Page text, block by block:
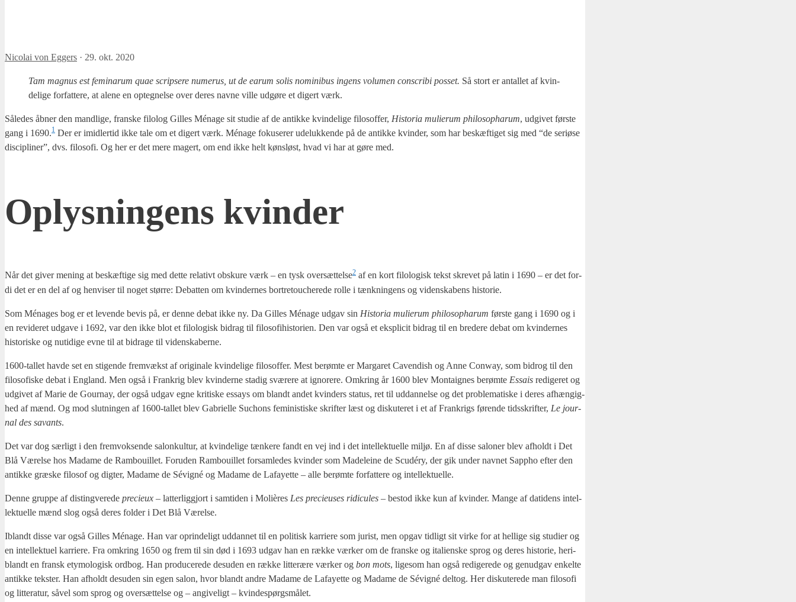
Nicolai von Eggers · 29. okt. 2020
Tam magnus est femi­narum quae scrip­se­re numerus, ut de earum solis nomi­ni­bus ingens volu­men conscri­bi pos­set. Så stort er antal­let af kvin­
de­li­ge for­fat­te­re, at ale­ne en opteg­nel­se over deres nav­ne vil­le udgø­re et digert værk.
Såle­des åbner den mand­li­ge, fran­ske filo­log Gil­les Ména­ge sit stu­die af de antik­ke kvin­de­li­ge filo­sof­fer, Histo­ria muli­e­rum phi­los­op­harum, udgi­vet før­ste
gang i 1690.1 Der er imid­ler­tid ikke tale om et digert værk. Ména­ge foku­se­rer ude­luk­ken­de på de antik­ke kvin­der, som har beskæf­ti­get sig med “de seri­ø­se
disci­pli­ner”, dvs. filo­so­fi. Og her er det mere magert, om end ikke helt køns­løst, hvad vi har at gøre med.
Oplys­nin­gens kvin­der
Når det giver mening at beskæf­ti­ge sig med det­te rela­tivt obs­ku­re værk – en tysk oversættelse2 af en kort filo­lo­gisk tekst skre­vet på lat­in i 1690 – er det for­
di det er en del af og hen­vi­ser til noget stør­re: Debat­ten om kvin­der­nes bort­re­tou­che­re­de rol­le i tænk­nin­gens og viden­ska­bens histo­rie.
Som Ména­ges bog er et leven­de bevis på, er den­ne debat ikke ny. Da Gil­les Ména­ge udgav sin Histo­ria muli­e­rum phi­los­op­harum før­ste gang i 1690 og i
en revi­de­ret udga­ve i 1692, var den ikke blot et filo­lo­gisk bidrag til filo­so­fi­hi­sto­ri­en. Den var også et eks­pli­cit bidrag til en bre­de­re debat om kvin­der­nes
histo­ri­ske og nuti­di­ge evne til at bidra­ge til viden­ska­ber­ne.
1600-tal­let hav­de set en sti­gen­de fremvækst af ori­gi­na­le kvin­de­li­ge filo­sof­fer. Mest berøm­te er Mar­ga­ret Caven­dish og Anne Conway, som bidrog til den
filo­so­fi­ske debat i Eng­land. Men også i Frank­rig blev kvin­der­ne sta­dig svæ­re­re at igno­re­re. Omkring år 1600 blev Mon­taig­nes berøm­te Essais redi­ge­ret og
udgi­vet af Marie de Gour­nay, der også udgav egne kri­ti­ske essays om blandt andet kvin­ders sta­tus, ret til uddan­nel­se og det pro­ble­ma­ti­ske i deres afhæn­gig­
hed af mænd. Og mod slut­nin­gen af 1600-tal­let blev Gabri­el­le Suchons femi­ni­sti­ske skrif­ter læst og dis­ku­te­ret i et af Frank­rigs før­en­de tids­skrif­ter, Le jour­
nal des savants.
Det var dog sær­ligt i den frem­vok­sen­de salon­kul­tur, at kvin­de­li­ge tæn­ke­re fandt en vej ind i det intel­lek­tu­el­le mil­jø. En af dis­se salo­ner blev afholdt i Det
Blå Værel­se hos Mada­me de Ram­bou­il­let. For­u­den Ram­bou­il­let for­sam­le­des kvin­der som Made­le­i­ne de Scudéry, der gik under nav­net Sap­p­ho efter den
antik­ke græ­ske filo­sof og dig­ter, Mada­me de Sévigné og Mada­me de Lafay­et­te – alle berøm­te for­fat­te­re og intel­lek­tu­el­le.
Den­ne grup­pe af disting­ve­re­de pre­cieux – lat­ter­lig­gjort i sam­ti­den i Molières Les pre­cieu­ses ridi­cu­les – bestod ikke kun af kvin­der. Man­ge af dati­dens intel­
lek­tu­el­le mænd slog også deres fol­der i Det Blå Værel­se.
Iblandt dis­se var også Gil­les Ména­ge. Han var oprin­de­ligt uddan­net til en poli­tisk kar­ri­e­re som jurist, men opgav tid­ligt sit vir­ke for at hel­li­ge sig stu­di­er og
en intel­lek­tu­el kar­ri­e­re. Fra omkring 1650 og frem til sin død i 1693 udgav han en ræk­ke vær­ker om de fran­ske og ita­li­en­ske sprog og deres histo­rie, her­i­
blandt en fransk ety­mo­lo­gisk ord­bog. Han pro­du­ce­re­de des­u­den en ræk­ke lit­teræ­re vær­ker og bon mots, lige­som han også redi­ge­re­de og genud­gav enkel­te
antik­ke tek­ster. Han afholdt des­u­den sin egen salon, hvor blandt andre Mada­me de Lafay­et­te og Mada­me de Sévigné delt­og. Her dis­ku­te­re­de man filo­so­fi
og lit­te­ra­tur, såvel som sprog og over­sæt­tel­se og – angi­ve­ligt – kvin­despørgs­må­let.